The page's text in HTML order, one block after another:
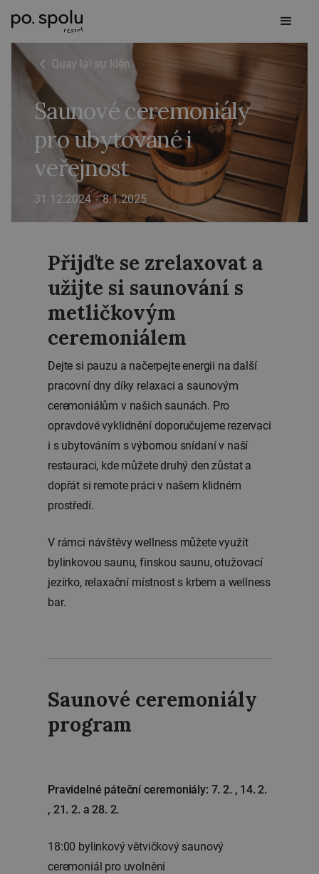
Quay lại sự kiện
Saunové ceremoniály
pro ubytované i
veřejnost
31.12.2024 - 8.1.2025
Přijďte se zrelaxovat a
užijte si saunování s
metličkovým
ceremoniálem
Dejte si pauzu a načerpejte energii na další
pracovní dny díky relaxaci a saunovým
ceremoniálům v našich saunách. Pro
opravdové vyklidnění doporučujeme rezervaci
i s ubytováním s výbornou snídaní v naší
restauraci, kde můžete druhý den zůstat a
dopřát si remote práci v našem klidném
prostředí.
V rámci návštěvy wellness můžete využít
bylinkovou saunu, finskou saunu, otužovací
jezírko, relaxační místnost s krbem a wellness
bar.
Saunové ceremoniály
program
Pravidelné páteční ceremoniály: 7. 2. , 14. 2.
, 21. 2. a 28. 2.
18:00 bylinkový větvičkový saunový
ceremoniál pro uvolnění